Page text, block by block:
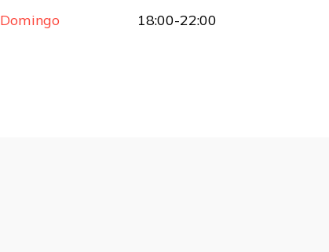
Domingo
18:00-22:00